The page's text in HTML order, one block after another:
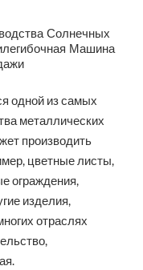
Солнечных
Машина
одной из самых
металлических
производить
цветные листы,
ограждения,
изделия,
отраслях